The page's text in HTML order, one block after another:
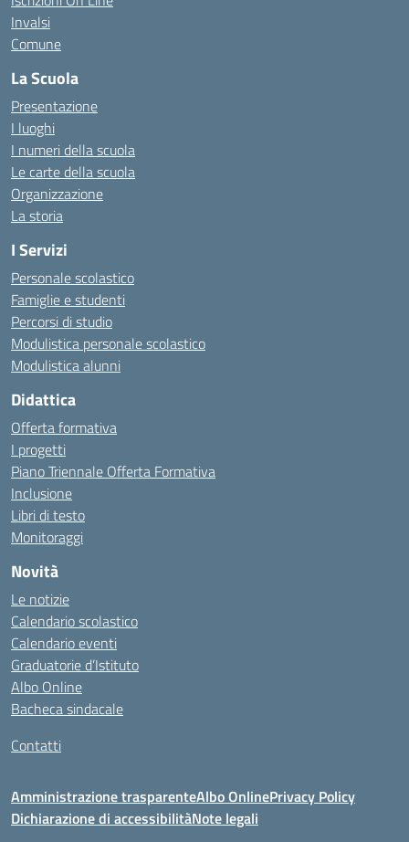
Invalsi
Comune
La Scuola
Presentazione
I luoghi
I numeri della scuola
Le carte della scuola
Organizzazione
La storia
I Servizi
Personale scolastico
Famiglie e studenti
Percorsi di studio
Modulistica personale scolastico
Modulistica alunni
Didattica
Offerta formativa
I progetti
Piano Triennale Offerta Formativa
Inclusione
Libri di testo
Monitoraggi
Novità
Le notizie
Calendario scolastico
Calendario eventi
Graduatorie d’Istituto
Albo Online
Bacheca sindacale
Contatti
Amministrazione trasparenteAlbo OnlinePrivacy Policy
Dichiarazione di accessibilitàNote legali